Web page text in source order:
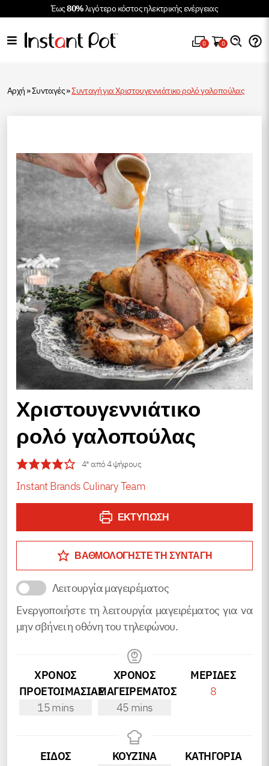
Έως80%λιγότερο κόστος ηλεκτρικής ενέργειας
0 0
Αρχή»Συνταγές»Συνταγή για Χριστουγεννιάτικο ρολό γαλοπούλας
Χριστουγεννιάτικο
ρολό γαλοπούλας
4* από4ψήφους
Instant Brands Culinary Team
ΕΚΤΎΠΩΣΗ
ΒΑΘΜΟΛΟΓΗΣΤΕ ΤΗ ΣΥΝΤΑΓΗ
Λειτουργία μαγειρέματος
Ενεργοποιήστε τη λειτουργία μαγειρέματος για να
μην σβήνει η οθόνη του τηλεφώνου.
ΧΡΟΝΟΣ
ΠΡΟΕΤΟΙΜΑΣΙΑΣ
15minutes
mins
ΧΡΟΝΟΣ
ΜΑΓΕΙΡΕΜΑΤΟΣ
45minutes
mins
ΜΕΡΊΔΕΣ
8
ΕΙΔΟΣ
ΚΟΥΖΙΝΑ
ΚΑΤΗΓΟΡΊΑ